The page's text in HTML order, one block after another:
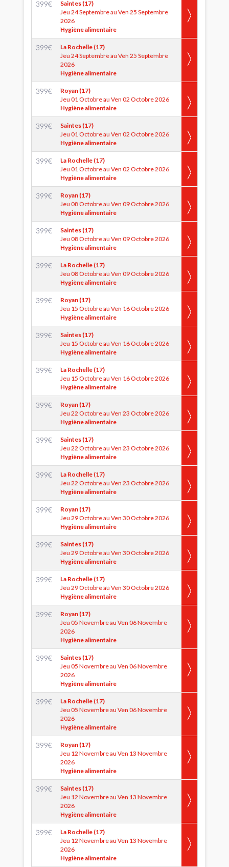
399€
Saintes (17)
Jeu 24 Septembre au Ven 25 Septembre
2026
Hygiène alimentaire
399€
La Rochelle (17)
Jeu 24 Septembre au Ven 25 Septembre
2026
Hygiène alimentaire
399€
Royan (17)
Jeu 01 Octobre au Ven 02 Octobre 2026
Hygiène alimentaire
399€
Saintes (17)
Jeu 01 Octobre au Ven 02 Octobre 2026
Hygiène alimentaire
399€
La Rochelle (17)
Jeu 01 Octobre au Ven 02 Octobre 2026
Hygiène alimentaire
399€
Royan (17)
Jeu 08 Octobre au Ven 09 Octobre 2026
Hygiène alimentaire
399€
Saintes (17)
Jeu 08 Octobre au Ven 09 Octobre 2026
Hygiène alimentaire
399€
La Rochelle (17)
Jeu 08 Octobre au Ven 09 Octobre 2026
Hygiène alimentaire
399€
Royan (17)
Jeu 15 Octobre au Ven 16 Octobre 2026
Hygiène alimentaire
399€
Saintes (17)
Jeu 15 Octobre au Ven 16 Octobre 2026
Hygiène alimentaire
399€
La Rochelle (17)
Jeu 15 Octobre au Ven 16 Octobre 2026
Hygiène alimentaire
399€
Royan (17)
Jeu 22 Octobre au Ven 23 Octobre 2026
Hygiène alimentaire
399€
Saintes (17)
Jeu 22 Octobre au Ven 23 Octobre 2026
Hygiène alimentaire
399€
La Rochelle (17)
Jeu 22 Octobre au Ven 23 Octobre 2026
Hygiène alimentaire
399€
Royan (17)
Jeu 29 Octobre au Ven 30 Octobre 2026
Hygiène alimentaire
399€
Saintes (17)
Jeu 29 Octobre au Ven 30 Octobre 2026
Hygiène alimentaire
399€
La Rochelle (17)
Jeu 29 Octobre au Ven 30 Octobre 2026
Hygiène alimentaire
399€
Royan (17)
Jeu 05 Novembre au Ven 06 Novembre
2026
Hygiène alimentaire
399€
Saintes (17)
Jeu 05 Novembre au Ven 06 Novembre
2026
Hygiène alimentaire
399€
La Rochelle (17)
Jeu 05 Novembre au Ven 06 Novembre
2026
Hygiène alimentaire
399€
Royan (17)
Jeu 12 Novembre au Ven 13 Novembre
2026
Hygiène alimentaire
399€
Saintes (17)
Jeu 12 Novembre au Ven 13 Novembre
2026
Hygiène alimentaire
399€
La Rochelle (17)
Jeu 12 Novembre au Ven 13 Novembre
2026
Hygiène alimentaire